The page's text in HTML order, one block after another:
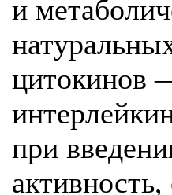
и
цитокинов
при